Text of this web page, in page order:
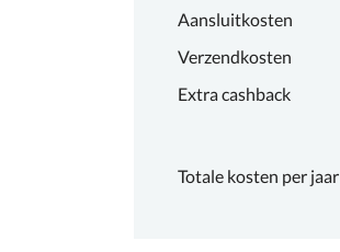
Aansluitkosten
Verzendkosten
Extra cashback
Totale kosten per jaar